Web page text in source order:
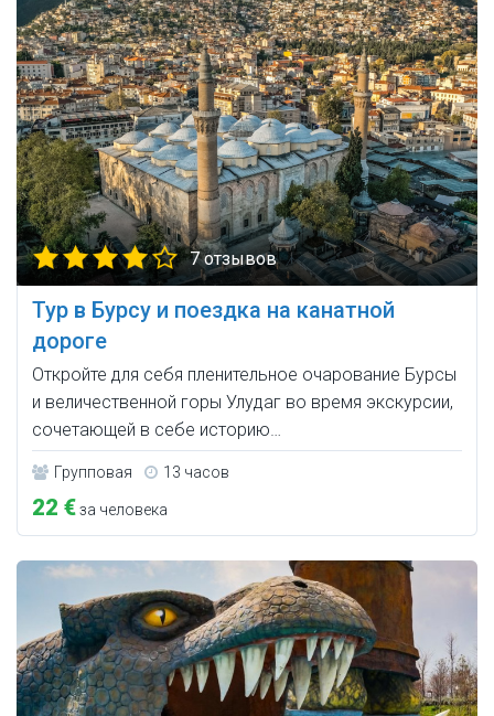
7 отзывов
Тур в Бурсу и поездка на канатной
дороге
Откройте для себя пленительное очарование Бурсы
и величественной горы Улудаг во время экскурсии,
сочетающей в себе историю…
Групповая 13 часов
22 €за человека